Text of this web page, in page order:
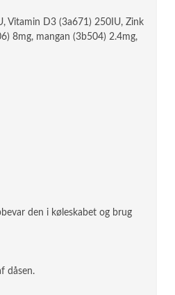
Vitamin D3 (3a671) 250IU, Zink
8mg, mangan (3b504) 2.4mg,
den i køleskabet og brug
dåsen.